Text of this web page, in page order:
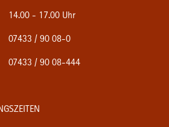
14.00 - 17.00 Uhr
07433 / 90 08-0
07433 / 90 08-444